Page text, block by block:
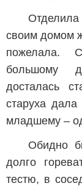
своим домом
пожелала.
большому
досталась
старуха
младшему –
Обидно
долго
тестю, в